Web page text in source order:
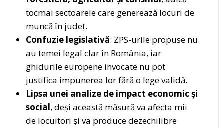
tocmai sectoarele care generează locuri de
muncă în județ.
Confuzie legislativă: ZPS-urile propuse nu
au temei legal clar în România, iar
ghidurile europene invocate nu pot
justifica impunerea lor fără o lege validă.
Lipsa unei analize de impact economic și
social, deși această măsură va afecta mii
de locuitori și va produce dezechilibre